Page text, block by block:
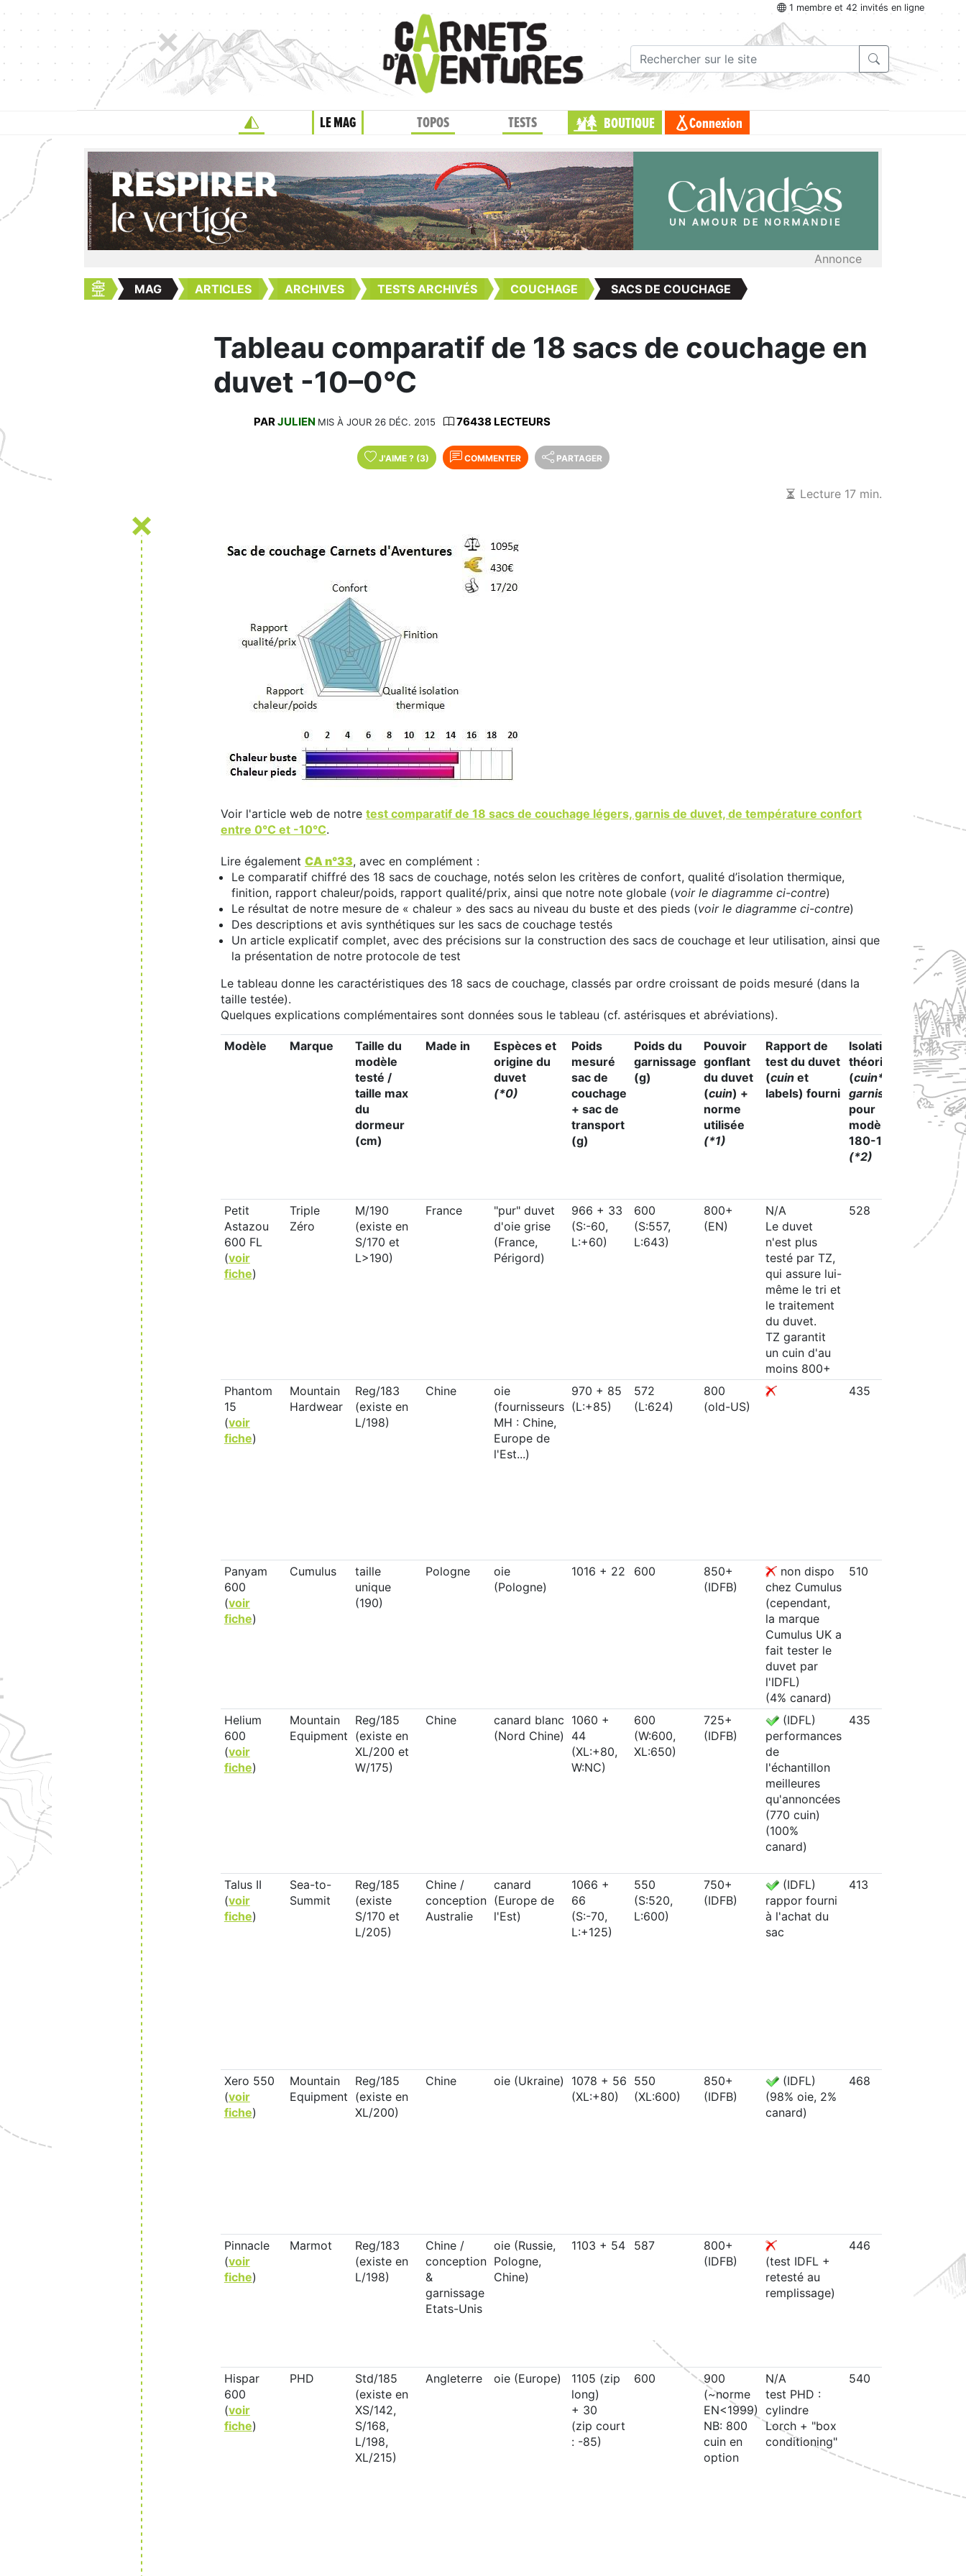
1 membre et 42 invités en ligne
LE MAG TOPOS TESTS BOUTIQUE Connexion
Annonce
MAG ARTICLES ARCHIVES TESTS ARCHIVÉS COUCHAGE SACS DE COUCHAGE
Tableau comparatif de 18 sacs de couchage en
duvet -10–0°C
PARJULIEN MIS À JOUR 26 DÉC. 2015 76438 LECTEURS
J'AIME ? (3) COMMENTER PARTAGER
Lecture 17 min.
Voir l'article web de notre test comparatif de 18 sacs de couchage légers, garnis de duvet, de température confort
entre 0°C et -10°C.
Lire également CA n°33, avec en complément :
Le comparatif chiffré des 18 sacs de couchage, notés selon les critères de confort, qualité d’isolation thermique,
finition, rapport chaleur/poids, rapport qualité/prix, ainsi que notre note globale (voir le diagramme ci-contre)
Le résultat de notre mesure de « chaleur » des sacs au niveau du buste et des pieds (voir le diagramme ci-contre)
Des descriptions et avis synthétiques sur les sacs de couchage testés
Un article explicatif complet, avec des précisions sur la construction des sacs de couchage et leur utilisation, ainsi que
la présentation de notre protocole de test
Le tableau donne les caractéristiques des 18 sacs de couchage, classés par ordre croissant de poids mesuré (dans la
taille testée).
Quelques explications complémentaires sont données sous le tableau (cf. astérisques et abréviations).
Modèle Marque
Taille du
modèle
testé /
taille max
du
dormeur
(cm)
Made in
Espèces et
origine du
duvet
(*0)
Poids
mesuré
sac de
couchage
+ sac de
transport
(g)
Poids du
garnissage
(g)
Pouvoir
gonflant
du duvet
(cuin) +
norme
utilisée
(*1)
Rapport de
test du duvet
(cuin et
labels) fourni
Isolation
théorique
(cuin*
garnissage
)
pour
modèle
180-190
(*2)
Ratio
duvet/
(*0)
Petit
Astazou
600 FL
(voir
fiche)
Triple
Zéro
M/190
(existe en
S/170 et
L>190)
France
"pur" duvet
d'oie grise
(France,
Périgord)
966 + 33
(S:-60,
L:+60)
600
(S:557,
L:643)
800+
(EN)
N/A
Le duvet
n'est plus
testé par TZ,
qui assure lui-
même le tri et
le traitement
du duvet.
TZ garantit
un cuin d'au
moins 800+
528
duvet
(>95%
Phantom
15
(voir
fiche)
Mountain
Hardwear
Reg/183
(existe en
L/198)
Chine
oie
(fournisseurs
MH : Chine,
Europe de
l'Est...)
970 + 85
(L:+85)
572
(L:624)
800
(old-US)
435
Panyam
600
(voir
fiche)
Cumulus
taille
unique
(190)
Pologne
oie
(Pologne)
1016 + 22 600
850+
(IDFB)
non dispo
chez Cumulus
(cependant,
la marque
Cumulus UK a
fait tester le
duvet par
l'IDFL)
(4% canard)
510
Helium
600
(voir
fiche)
Mountain
Equipment
Reg/185
(existe en
XL/200 et
W/175)
Chine
canard blanc
(Nord Chine)
1060 +
44
(XL:+80,
W:NC)
600
(W:600,
XL:650)
725+
(IDFB)
(IDFL)
performances
de
l'échantillon
meilleures
qu'annoncées
(770 cuin)
(100%
canard)
435
Talus II
(voir
fiche)
Sea-to-
Summit
Reg/185
(existe
S/170 et
L/205)
Chine /
conception
Australie
canard
(Europe de
l'Est)
1066 +
66
(S:-70,
L:+125)
550
(S:520,
L:600)
750+
(IDFB)
(IDFL)
rappor fourni
à l'achat du
sac
413
Xero 550
(voir
fiche)
Mountain
Equipment
Reg/185
(existe en
XL/200)
Chine oie (Ukraine)
1078 + 56
(XL:+80)
550
(XL:600)
850+
(IDFB)
(IDFL)
(98% oie, 2%
canard)
468
Pinnacle
(voir
fiche)
Marmot
Reg/183
(existe en
L/198)
Chine /
conception
&
garnissage
Etats-Unis
oie (Russie,
Pologne,
Chine)
1103 + 54 587
800+
(IDFB)
(test IDFL +
retesté au
remplissage)
446
(label
2000
Hispar
600
(voir
fiche)
PHD
Std/185
(existe en
XS/142,
S/168,
L/198,
XL/215)
Angleterre oie (Europe)
1105 (zip
long)
+ 30
(zip court
: -85)
600
900
(~norme
EN<1999)
NB: 800
cuin en
option
N/A
test PHD :
cylindre
Lorch + "box
conditioning"
540